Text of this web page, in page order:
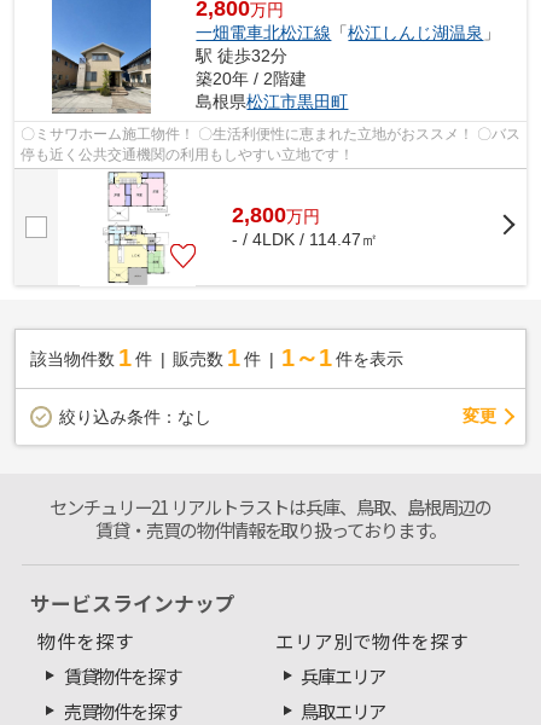
2,800万円
一畑電車北松江線 「松江しんじ湖温泉 」
駅 徒歩32分
築20年 / 2階建
島根県松江市黒田町
〇ミサワホーム施工物件！ 〇生活利便性に恵まれた立地がおススメ！ 〇バス
停も近く公共交通機関の利用もしやすい立地です！
2,800万円
- / 4LDK / 114.47㎡
該当物件数 1件 販売数 1 件 1～1 件を表示
絞り込み条件： なし 変更
センチュリー21 リアルトラストは兵庫、鳥取、島根周辺の
賃貸・売買の物件情報を取り扱っております。
サービスラインナップ
物件を探す
賃貸物件を探す
売買物件を探す
エリア別で物件を探す
兵庫エリア
鳥取エリア